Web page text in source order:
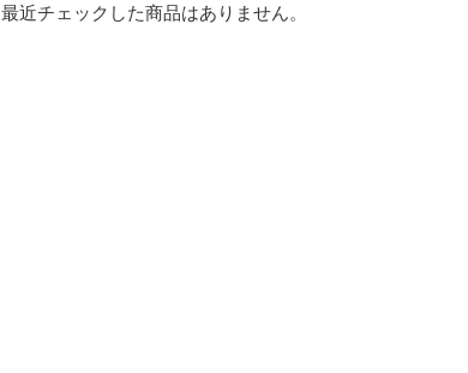
最近チェックした商品はありません。